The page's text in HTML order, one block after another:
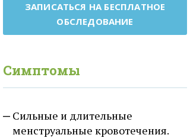
ЗАПИСАТЬСЯ НА БЕСПЛАТНОЕ
ОБСЛЕДОВАНИЕ
Симптомы
Сильные и длительные
менструальные кровотечения.